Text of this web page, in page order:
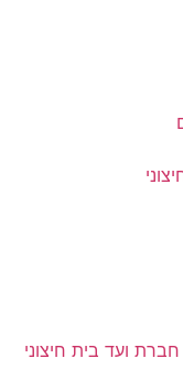
ועד בית חיצוני